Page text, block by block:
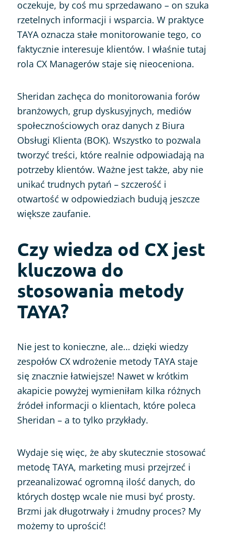
oczekuje, by coś mu sprzedawano – on szuka
rzetelnych informacji i wsparcia. W praktyce
TAYA oznacza stałe monitorowanie tego, co
faktycznie interesuje klientów. I właśnie tutaj
rola CX Managerów staje się nieoceniona.
Sheridan zachęca do monitorowania forów
branżowych, grup dyskusyjnych, mediów
społecznościowych oraz danych z Biura
Obsługi Klienta (BOK). Wszystko to pozwala
tworzyć treści, które realnie odpowiadają na
potrzeby klientów. Ważne jest także, aby nie
unikać trudnych pytań – szczerość i
otwartość w odpowiedziach budują jeszcze
większe zaufanie.
Czy wiedza od CX jest
kluczowa do
stosowania metody
TAYA?
Nie jest to konieczne, ale… dzięki wiedzy
zespołów CX wdrożenie metody TAYA staje
się znacznie łatwiejsze! Nawet w krótkim
akapicie powyżej wymieniłam kilka różnych
źródeł informacji o klientach, które poleca
Sheridan – a to tylko przykłady.
Wydaje się więc, że aby skutecznie stosować
metodę TAYA, marketing musi przejrzeć i
przeanalizować ogromną ilość danych, do
których dostęp wcale nie musi być prosty.
Brzmi jak długotrwały i żmudny proces? My
możemy to uprościć!